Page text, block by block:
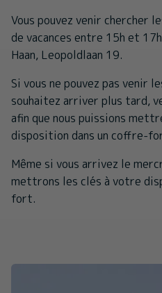
Vous pouvez venir chercher
de vacances entre 15h et
Haan, Leopoldlaan 19.
Si vous ne pouvez pas venir
souhaitez arriver plus tard,
afin que nous puissions
disposition dans un coffre-
Même si vous arrivez le
mettrons les clés à votre
fort.